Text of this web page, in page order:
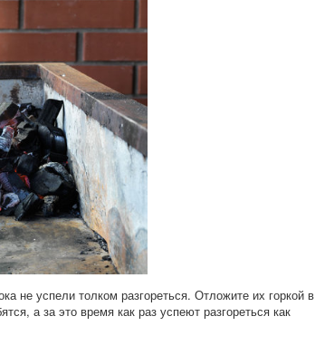
не успели толком разгореться. Отложите их горкой в
а за это время как раз успеют разгореться как